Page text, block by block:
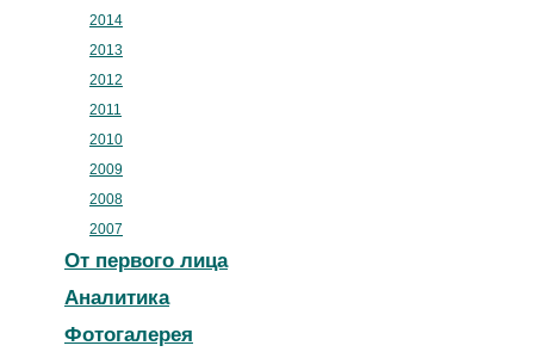
2014
2013
2012
2011
2010
2009
2008
2007
От первого лица
Аналитика
Фотогалерея